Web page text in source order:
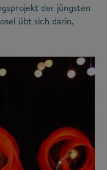
der jüngsten
übt sich darin,